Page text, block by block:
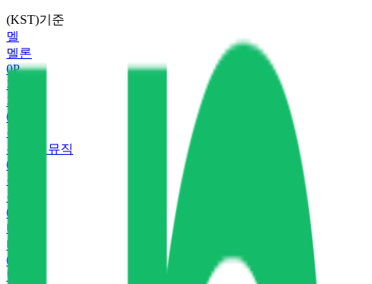
(KST)기준
멜
멜론
0P
지
지니
0
유
유튜브 뮤직
0
플
플로
0
바
바이브
0
벅